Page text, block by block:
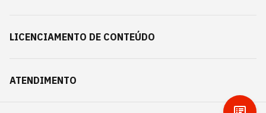
LICENCIAMENTO DE CONTEÚDO
ATENDIMENTO